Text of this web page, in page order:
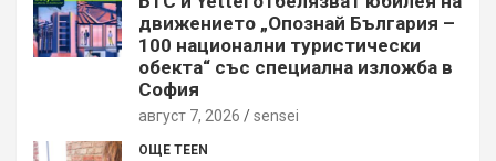
движението „Опознай България –
100 национални туристически
обекта“ със специална изложба в
София
август 7, 2026 sensei
ОЩЕ TEEN